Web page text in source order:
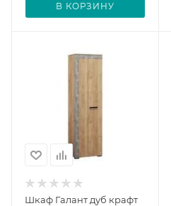
В КОРЗИНУ
Шкаф Галант дуб крафт